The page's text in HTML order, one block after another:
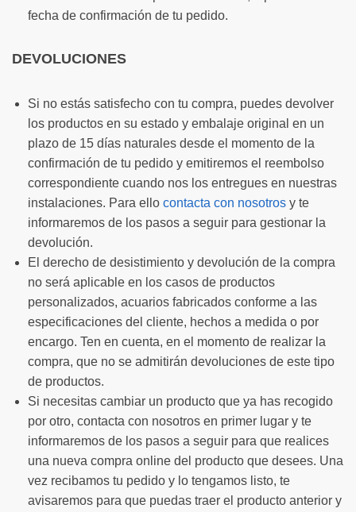
fecha de confirmación de tu pedido.
DEVOLUCIONES
Si no estás satisfecho con tu compra, puedes devolver
los productos en su estado y embalaje original en un
plazo de 15 días naturales desde el momento de la
confirmación de tu pedido y emitiremos el reembolso
correspondiente cuando nos los entregues en nuestras
instalaciones. Para ello contacta con nosotros y te
informaremos de los pasos a seguir para gestionar la
devolución.
El derecho de desistimiento y devolución de la compra
no será aplicable en los casos de productos
personalizados, acuarios fabricados conforme a las
especificaciones del cliente, hechos a medida o por
encargo. Ten en cuenta, en el momento de realizar la
compra, que no se admitirán devoluciones de este tipo
de productos.
Si necesitas cambiar un producto que ya has recogido
por otro, contacta con nosotros en primer lugar y te
informaremos de los pasos a seguir para que realices
una nueva compra online del producto que desees. Una
vez recibamos tu pedido y lo tengamos listo, te
avisaremos para que puedas traer el producto anterior y